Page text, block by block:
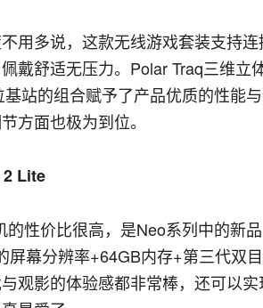
用多说，这款无线游戏套装支持
戴舒适无压力。Polar Traq三维立
站的组合赋予了产品优质的性能
方面也极为到位。
Lite
的性价比很高，是Neo系列中的新
屏幕分辨率+64GB内存+第三代双
观影的体验感都非常棒，还可以